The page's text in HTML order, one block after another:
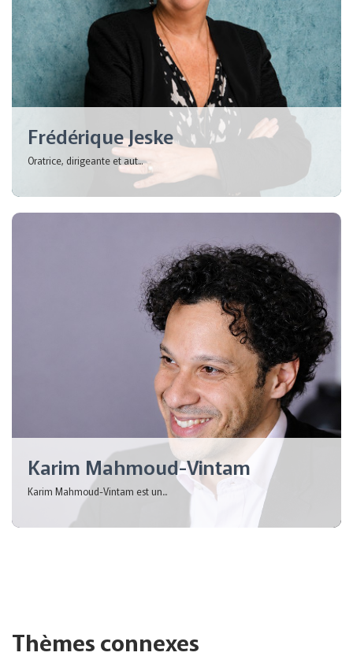
Frédérique Jeske
Oratrice, dirigeante et aut...
Karim Mahmoud-Vintam
Karim Mahmoud-Vintam est un...
Thèmes connexes